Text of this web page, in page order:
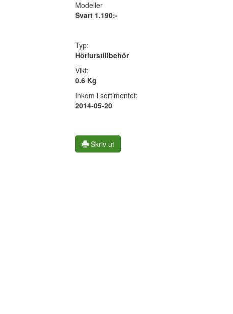
Modeller
Svart 1.190:-
Typ:
Hörlurstillbehör
Vikt:
0.6 Kg
Inkom i sortimentet:
2014-05-20
Skriv ut